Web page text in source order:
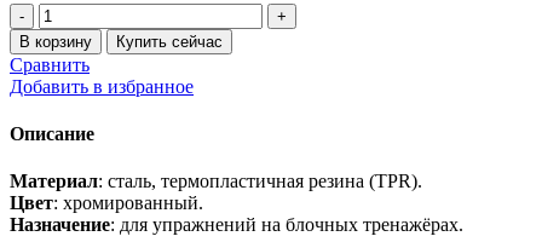
Количество
товара
Рукоятка
для
тяги
трицепс
тяги
к
животу
В корзину Купить сейчас
Сравнить
Добавить в избранное
Описание
Материал: сталь, термопластичная резина (TPR).
Цвет: хромированный.
Назначение: для упражнений на блочных тренажёрах.